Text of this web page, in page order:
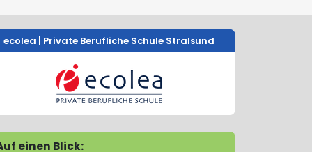
ecolea | Private Berufliche Schule Stralsund
einen Blick: